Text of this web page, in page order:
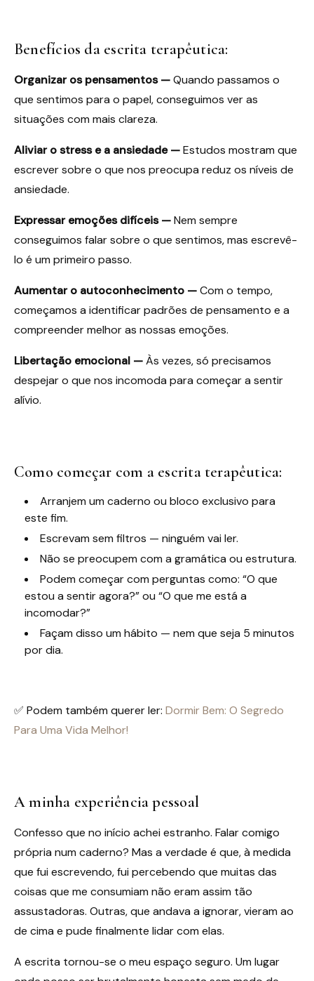
Benefícios da escrita terapêutica:
Organizar os pensamentos —Quando passamos o
que sentimos para o papel, conseguimos ver as
situações com mais clareza.
Aliviar o stress e a ansiedade —Estudos mostram que
escrever sobre o que nos preocupa reduz os níveis de
ansiedade.
Expressar emoções difíceis —Nem sempre
conseguimos falar sobre o que sentimos, mas escrevê-
lo é um primeiro passo.
Aumentar o autoconhecimento —Com o tempo,
começamos a identificar padrões de pensamento e a
compreender melhor as nossas emoções.
Libertação emocional —Às vezes, só precisamos
despejar o que nos incomoda para começar a sentir
alívio.
Como começar com a escrita terapêutica:
Arranjem um caderno ou bloco exclusivo para
este fim.
Escrevam sem filtros — ninguém vai ler.
Não se preocupem com a gramática ou estrutura.
Podem começar com perguntas como: “O que
estou a sentir agora?” ou “O que me está a
incomodar?”
Façam disso um hábito — nem que seja 5 minutos
por dia.
✅ Podem também querer ler: Dormir Bem: O Segredo
Para Uma Vida Melhor!
A minha experiência pessoal
Confesso que no início achei estranho. Falar comigo
própria num caderno? Mas a verdade é que, à medida
que fui escrevendo, fui percebendo que muitas das
coisas que me consumiam não eram assim tão
assustadoras. Outras, que andava a ignorar, vieram ao
de cima e pude finalmente lidar com elas.
A escrita tornou-se o meu espaço seguro. Um lugar